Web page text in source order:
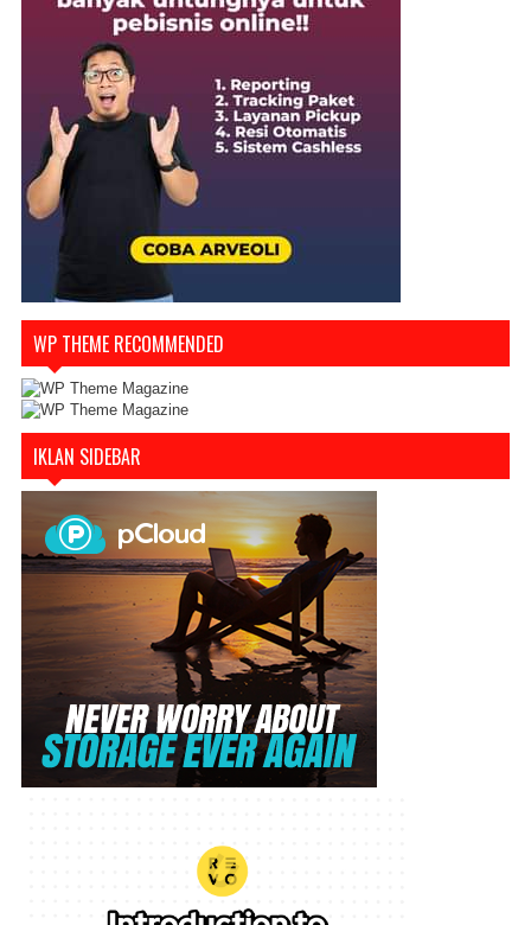
WP THEME RECOMMENDED
IKLAN SIDEBAR